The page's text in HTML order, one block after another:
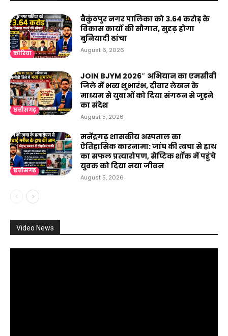
कोरिया
बैकुंठपुर नगर पालिका को ₹3.64 करोड़ के
विकास कार्यों की सौगात, सुदृढ़ होगा
बुनियादी ढांचा
August 6, 2026
छत्तीसगढ़
JOIN BJYM 2026″ अभियान का एमसीबी
जिले में भव्य शुभारंभ, दीवार लेखन के
माध्यम से युवाओं को दिया संगठन से जुड़ने
का संदेश
August 5, 2026
छत्तीसगढ़
मनेंद्रगढ़ शासकीय अस्पताल का
ऐतिहासिक कारनामा: जांघ की त्वचा से हाथ
का सफल प्रत्यारोपण, सेप्टिक शॉक में पहुंचे
युवक को दिया नया जीवन
August 5, 2026
Video News